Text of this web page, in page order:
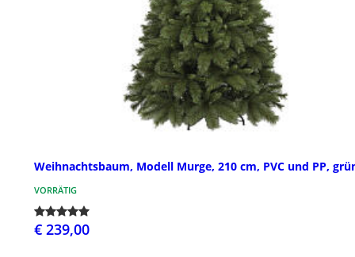
Weihnachtsbaum, Modell Murge, 210 cm, PVC und PP,
VORRÄTIG
€ 239,00